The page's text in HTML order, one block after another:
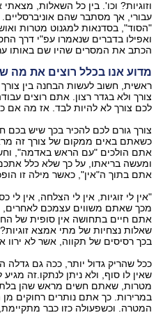
וזוגיות? וכו'. בין כל השאלות,
עבורי, אך מסתבר שהם
"הסוד", בסדנאות למגנוט מטרות
ואפילו בדברים שנאמרו עפ"י דרך
הכתב את המסרים שהיו שם באותו
מדוע אנו בכלל רוצים את מה
ראשית, חשוב לעשות הבחנה בין
צורך ולא בגדר רצון. אתם רוצים
לכם צורך לא להיות לבד. אז מה אם
צורך גורם לכם להכיר בכך שיש בכם
כשאתם באים ממקום של צורך זה
אתם הולכים "עם הראש באדמה",
ומעשה בריאתו, על כך שלא כלל
אתם בתוך ה"אין", כאשר מילה זו
"אין לי זוגיות, אין לי הצלחה, אין
מכך שאתם משווים עצמכם
אתם חיים בתחושה אין סופית של
שאלות נצחיות של מתי אמצא
בכך רסיסים של תקווה, אשר לא ירוו
ככל שהריק גדול יותר, ככה גם גדלה
שאין לו סוף, ולא ניתן לנתקו.זה
מטרות, שאתם חשים מראש שהן
במרירות. כך אתם נותרים רחוקים
המטרה. וכשפעולה כזו כבר